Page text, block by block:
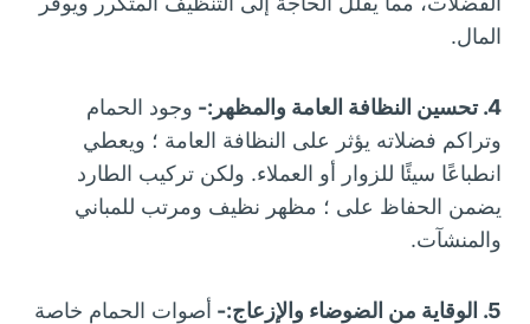
المال.
4. تحسين النظافة العامة والمظهر:-
وجود الحمام
وتراكم فضلاته يؤثر على النظافة العامة ؛ ويعطي
انطباعًا سيئًا للزوار أو العملاء. ولكن تركيب الطارد
يضمن الحفاظ على ؛ مظهر نظيف ومرتب للمباني
والمنشآت.
5. الوقاية من الضوضاء والإزعاج:-
أصوات الحمام خاصة